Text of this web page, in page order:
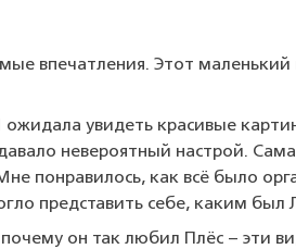
впечатления. Этот
увидеть красивые
невероятный настрой.
понравилось, как всё было
представить себе, каким был
он так любил Плёс – эти